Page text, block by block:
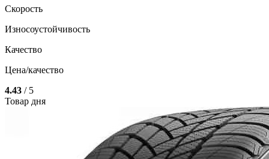
Скорость
Износоустойчивость
Качество
Цена/качество
4.43 / 5
Товар дня